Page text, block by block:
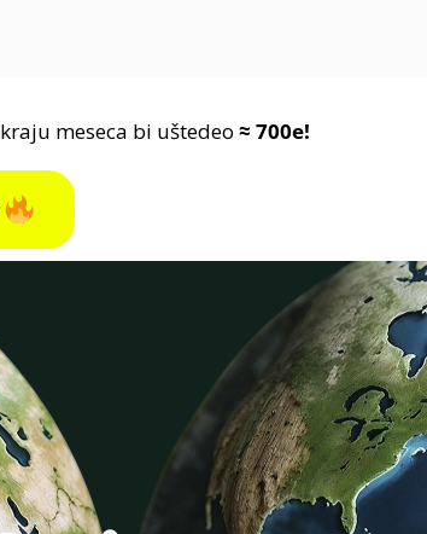
meseca bi uštedeo ≈ 700e!